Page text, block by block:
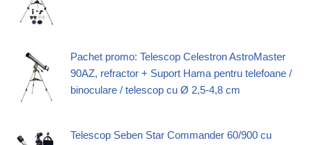
Pachet promo: Telescop Celestron AstroMaster
90AZ, refractor + Suport Hama pentru telefoane /
binoculare / telescop cu Ø 2,5-4,8 cm
Telescop Seben Star Commander 60/900 cu